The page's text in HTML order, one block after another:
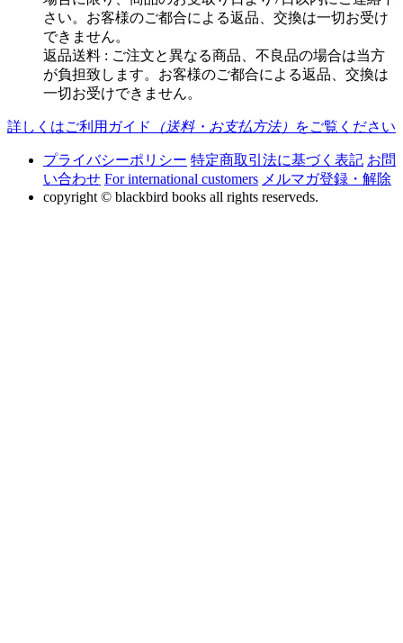
さい。お客様のご都合による返品、交換は一切お受け
できません。
返品送料 : ご注文と異なる商品、不良品の場合は当方
が負担致します。お客様のご都合による返品、交換は
一切お受けできません。
詳しくはご利用ガイド （送料・お支払方法） をご覧ください
プライバシーポリシー 特定商取引法に基づく表記 お問
い合わせ For international customers メルマガ登録・解除
copyright © blackbird books all rights reserveds.